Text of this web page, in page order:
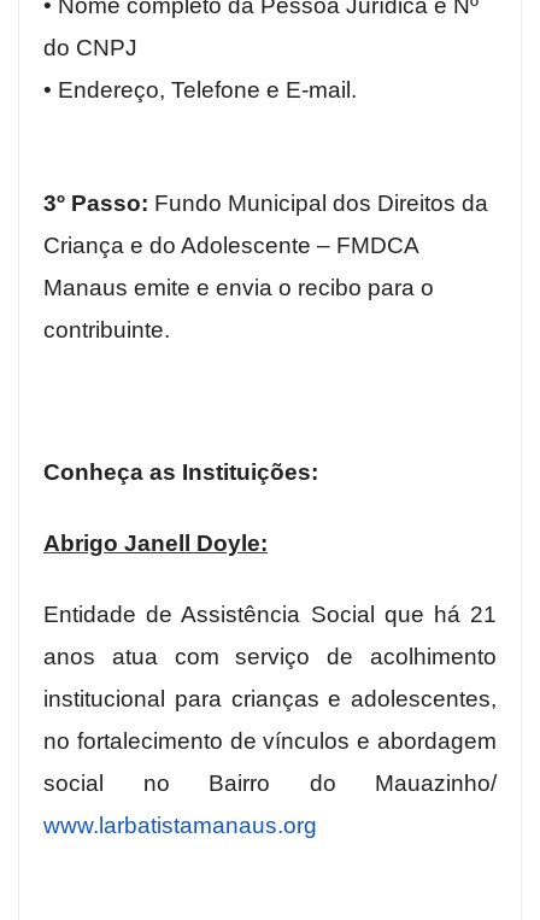
• Nome completo da Pessoa Jurídica e Nº
do CNPJ
• Endereço, Telefone e E-mail.
3º Passo: Fundo Municipal dos Direitos da
Criança e do Adolescente – FMDCA
Manaus emite e envia o recibo para o
contribuinte.
Conheça as Instituições:
Abrigo Janell Doyle:
Entidade de Assistência Social que há 21
anos atua com serviço de acolhimento
institucional para crianças e adolescentes,
no fortalecimento de vínculos e abordagem
social no Bairro do Mauazinho/
www.larbatistamanaus.org